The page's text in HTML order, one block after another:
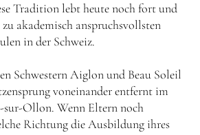
Tradition lebt heute noch fort und
akademisch anspruchsvollsten
in der Schweiz.
Schwestern Aiglon und Beau Soleil
voneinander entfernt im
Ollon. Wenn Eltern noch
Richtung die Ausbildung ihres